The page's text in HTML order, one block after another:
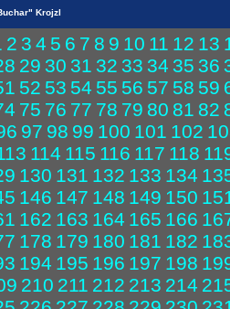
Krojzl
2 3 4 5 6 7 8 9 10 11 12 13
29 30 31 32 33 34 35 36
52 53 54 55 56 57 58 59
75 76 77 78 79 80 81 82
97 98 99 100 101 102
114 115 116 117 118
130 131 132 133 134
146 147 148 149 150
162 163 164 165 166
178 179 180 181 182
194 195 196 197 198
210 211 212 213 214